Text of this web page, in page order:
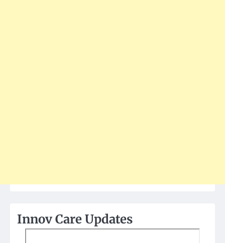
Innov Care Updates